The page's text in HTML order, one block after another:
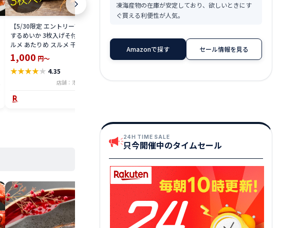
【5/30限定 エントリーでP最大12倍！】
するめいか 3枚入げそ付き スルメイカ ス
ルメ あたりめ スルメ 干物 するめ げそ
国産 おつまみ 酒の肴 酒のつまみ 乾き物
贈り物 ［送料無料］［ゆうパケット］
1,000ポッキリ 父の日
1,000 円～
★★★★★ 4.35
店舗：港ダイニングしおそう
さきいか さきイカ イカ おつまみ グルメ
食べ物 つまみ 美味しい 酒の肴 やみつき
低カロリー 贈り物 手土産［ゆうパケッ
1,000円～
店舗：港ダイニングしおそう
凍海産物の在庫が安定しており、欲しいときにす
ぐ買える利便性が人気。
Amazonで探す セール情報を見る
24H TIME SALE
只今開催中のタイムセール